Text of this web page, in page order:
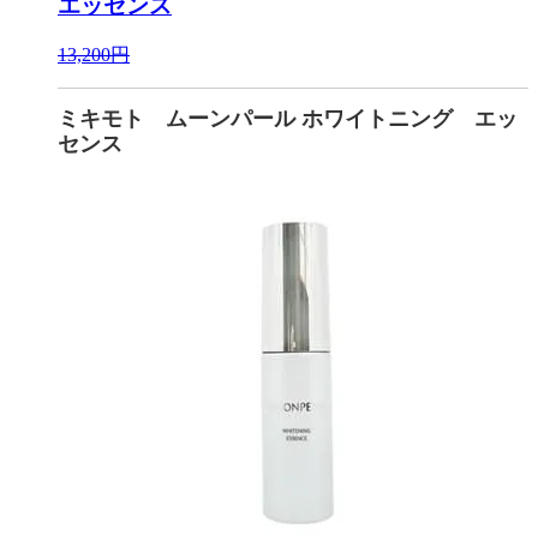
13,200円
ミキモト ムーンパール ホワイトニング エッ
センス